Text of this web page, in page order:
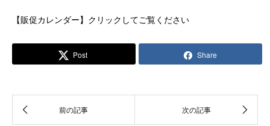
【販促カレンダー】クリックしてご覧ください
Post Share